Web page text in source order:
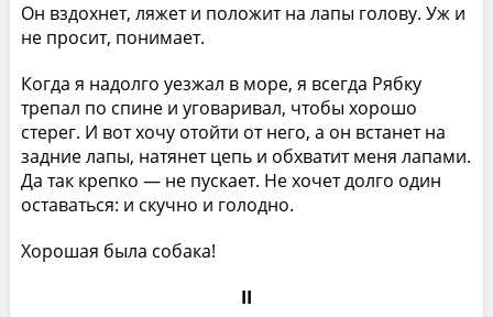
Он вздохнет, ляжет и положит на лапы голову. Уж и
не просит, понимает.
Когда я надолго уезжал в море, я всегда Рябку
трепал по спине и уговаривал, чтобы хорошо
стерег. И вот хочу отойти от него, а он встанет на
задние лапы, натянет цепь и обхватит меня лапами.
Да так крепко — не пускает. Не хочет долго один
оставаться: и скучно и голодно.
Хорошая была собака!
II